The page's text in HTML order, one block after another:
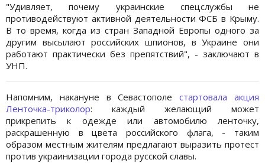
"Удивляет, почему украинские спецслужбы не
противодействуют активной деятельности ФСБ в Крыму.
В то время, когда из стран Западной Европы одного за
другим высылают российских шпионов, в Украине они
работают практически без препятствий", - заключают в
УНП.
Напомним, накануне в Севастополестартовала акция
Ленточка-триколор: каждый желающий может
прикрепить к одежде или автомобилю ленточку,
раскрашенную в цвета российского флага, - таким
образом местным жителям предлагают выразить протест
против украинизации города русской славы.